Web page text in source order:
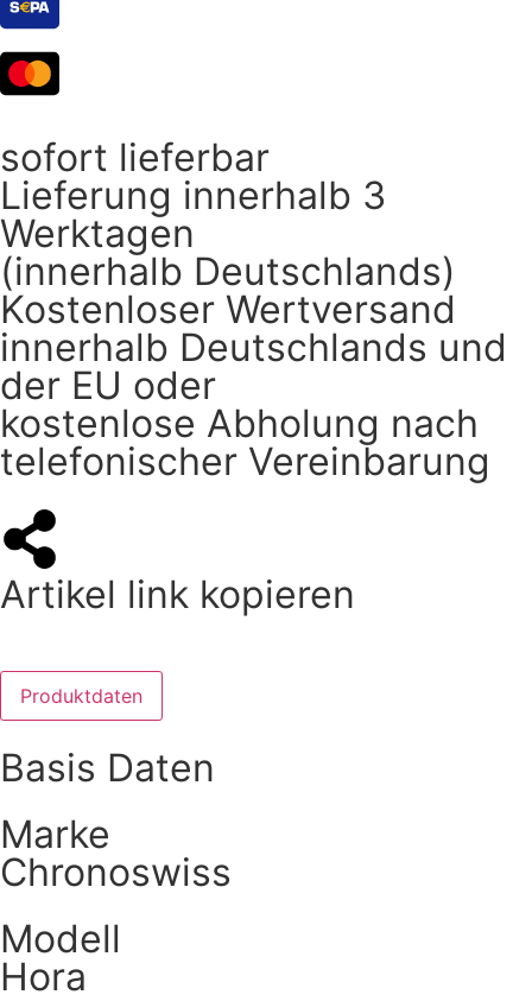
sofort lieferbar
Lieferung innerhalb 3
Werktagen
(innerhalb Deutschlands)
Kostenloser Wertversand
innerhalb Deutschlands und
der EU oder
kostenlose Abholung nach
telefonischer Vereinbarung
Artikel link kopieren
Produktdaten
Basis Daten
Marke
Chronoswiss
Modell
Hora